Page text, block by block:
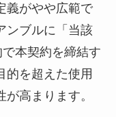
義がやや広範で
ンブルに「当該
本契約を締結す
的を超えた使用
高まります。